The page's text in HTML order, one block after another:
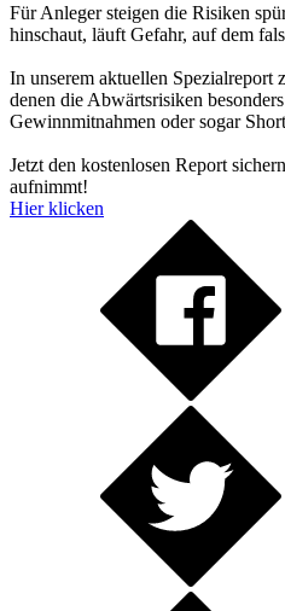
Für Anleger steigen die Risiken
hinschaut, läuft Gefahr, auf dem
In unserem aktuellen
denen die Abwärtsrisiken
Gewinnmitnahmen oder sogar
Jetzt den kostenlosen Report
aufnimmt!
Hier klicken